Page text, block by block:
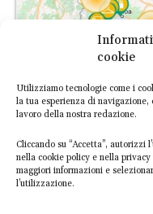
cookie
Utilizziamo tecnologie come i
la tua esperienza di
lavoro della nostra redazione.
Cliccando su “Accetta”,
nella cookie policy e nella
maggiori informazioni e
l’utilizzazione.